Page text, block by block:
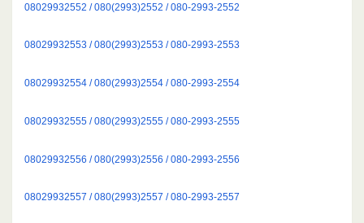
08029932552 / 080(2993)2552 / 080-2993-2552
08029932553 / 080(2993)2553 / 080-2993-2553
08029932554 / 080(2993)2554 / 080-2993-2554
08029932555 / 080(2993)2555 / 080-2993-2555
08029932556 / 080(2993)2556 / 080-2993-2556
08029932557 / 080(2993)2557 / 080-2993-2557